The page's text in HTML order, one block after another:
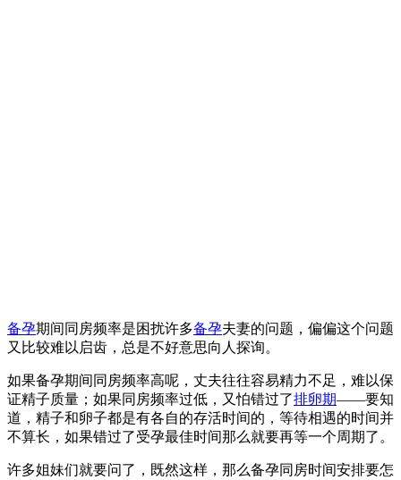
备孕期间同房频率是困扰许多备孕夫妻的问题，偏偏这个问题
又比较难以启齿，总是不好意思向人探询。
如果备孕期间同房频率高呢，丈夫往往容易精力不足，难以保
证精子质量；如果同房频率过低，又怕错过了排卵期——要知
道，精子和卵子都是有各自的存活时间的，等待相遇的时间并
不算长，如果错过了受孕最佳时间那么就要再等一个周期了。
许多姐妹们就要问了，既然这样，那么备孕同房时间安排要怎